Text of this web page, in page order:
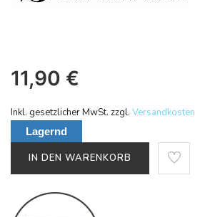
11,90 €
Inkl. gesetzlicher MwSt. zzgl. Versandkosten
Lagernd
IN DEN WARENKORB